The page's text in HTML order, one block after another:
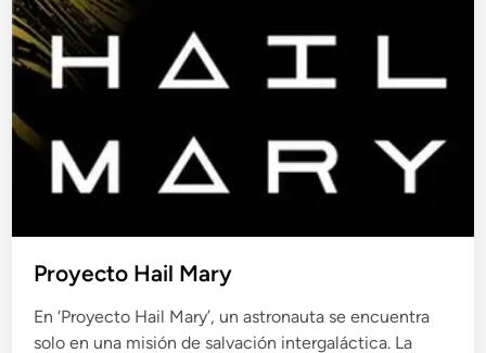
Proyecto Hail Mary
En ‘Proyecto Hail Mary’, un astronauta se encuentra
solo en una misión de salvación intergaláctica. La